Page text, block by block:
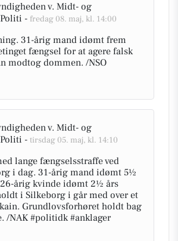
v. Midt- og
- fredag 08. maj, kl. 14:00
31-årig mand idømt frem
fængsel for at agere falsk
modtog dommen. /NSO
v. Midt- og
- tirsdag 05. maj, kl. 14:10
lange fængselsstraffe ved
i dag. 31-årig mand idømt 5½
årig kvinde idømt 2½ års
i Silkeborg i går med over et
Grundlovsforhøret holdt bag
/NAK #politidk #anklager